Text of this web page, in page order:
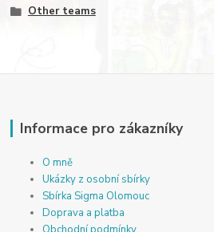
Other teams
Informace pro zákazníky
O mně
Ukázky z osobní sbírky
Sbírka Sigma Olomouc
Doprava a platba